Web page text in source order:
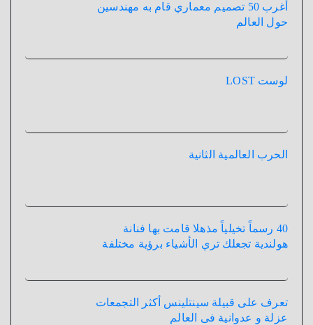
أغرب 50 تصميم معماري قام به مهندسين
حول العالم
لوست LOST
الحرب العالمية الثانية
40 رسماً تخيلياً مذهلا قامت بها فنانة
هولندية تجعلك تري الأشياء برؤية مختلفة
تعرف على قبيلة سينتلينس أكثر التجمعات
عزلة و عدوانية فى العالم